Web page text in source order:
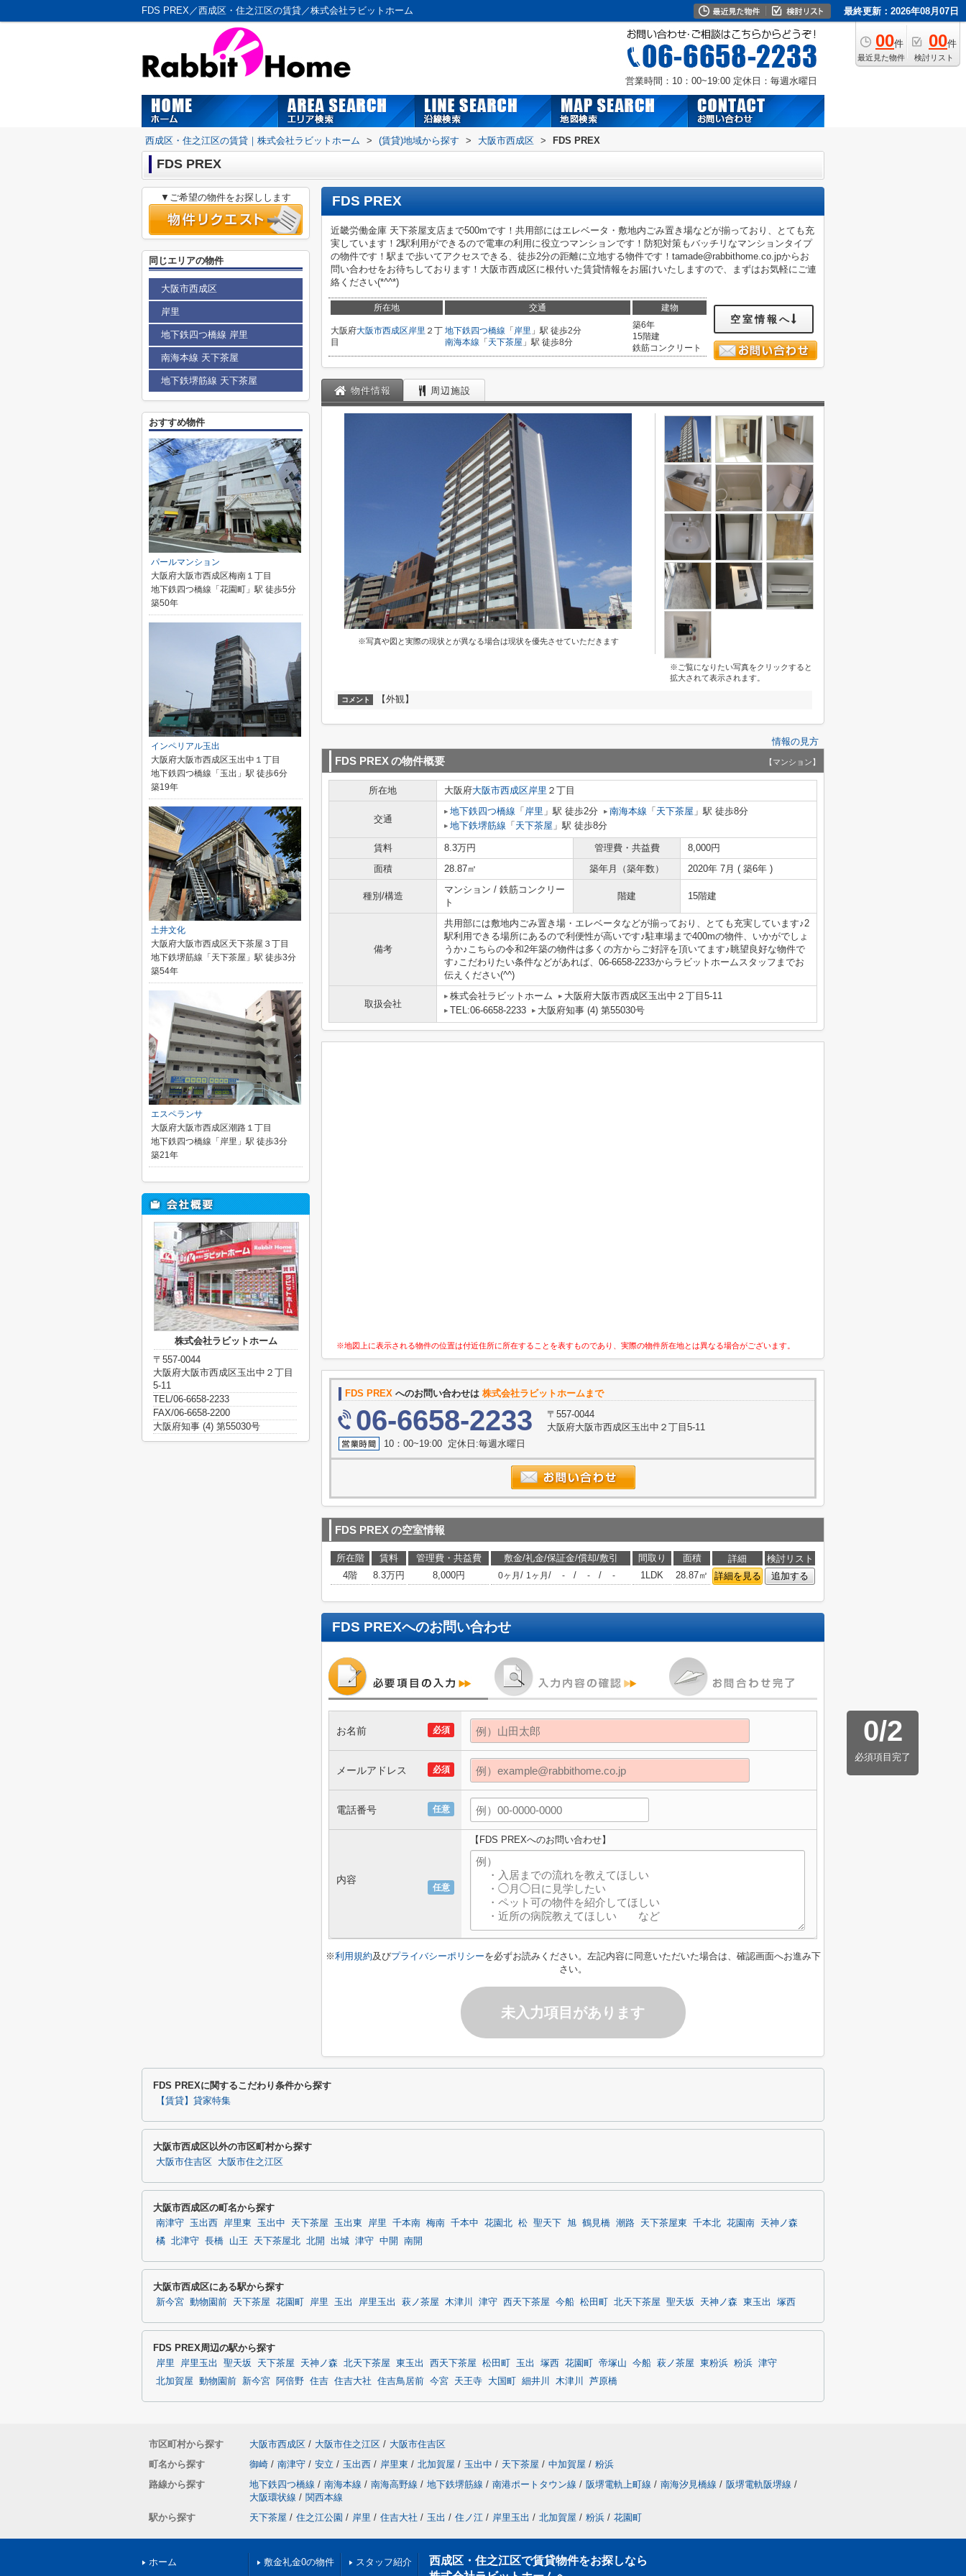
FDS PREX／西成区・住之江区の賃貸／株式会社ラビットホーム 最終更新：2026年08月07日
00件
最近見た物件
00件
検討リスト
営業時間：10：00~19:00 定休日：毎週水曜日
西成区・住之江区の賃貸｜株式会社ラビットホーム > (賃貸)地域から探す > 大阪市西成区 > FDS PREX
FDS PREX
FDS PREX
近畿労働金庫 天下茶屋支店まで500mです！共用部にはエレベータ・敷地内ごみ置き場などが揃っており、とても充
実しています！2駅利用ができるので電車の利用に役立つマンションです！防犯対策もバッチリなマンションタイプ
の物件です！駅まで歩いてアクセスできる、徒歩2分の距離に立地する物件です！tamade@rabbithome.co.jpからお
問い合わせをお待ちしております！大阪市西成区に根付いた賃貸情報をお届けいたしますので、まずはお気軽にご連
絡ください(*^^*)
所在地 交通 建物
大阪府大阪市西成区岸里 ２丁
目
地下鉄四つ橋線 「 岸里 」駅 徒歩2分
南海本線 「 天下茶屋 」駅 徒歩8分
築6年
15階建
鉄筋コンクリート
空室情報へ
物件情報 周辺施設
※写真や図と実際の現状とが異なる場合は現状を優先させていただきます
※ご覧になりたい写真をクリックすると
拡大されて表示されます。
コメント 【外観】
情報の見方
FDS PREXの物件概要 【マンション】
所在地 大阪府大阪市西成区岸里 ２丁目
交通
地下鉄四つ橋線 「 岸里 」駅 徒歩2分 南海本線 「 天下茶屋 」駅 徒歩8分
地下鉄堺筋線 「 天下茶屋 」駅 徒歩8分
賃料 8.3万円 管理費・共益費
8,000円
面積
28.87㎡ 築年月（築年数） 2020年 7月 ( 築6年 )
種別/構造
マンション / 鉄筋コンクリー
ト
階建 15階建
備考
共用部には敷地内ごみ置き場・エレベータなどが揃っており、とても充実しています♪2
駅利用できる場所にあるので利便性が高いです♪駐車場まで400mの物件、いかがでしょ
うか♪こちらの令和2年築の物件は多くの方からご好評を頂いてます♪眺望良好な物件で
す♪こだわりたい条件などがあれば、06-6658-2233からラビットホームスタッフまでお
伝えください(^^)
取扱会社
株式会社ラビットホーム
大阪府大阪市西成区玉出中２丁目5-11
TEL:06-6658-2233
大阪府知事 (4) 第55030号
※地図上に表示される物件の位置は付近住所に所在することを表すものであり、実際の物件所在地とは異なる場合がございます。
FDS PREX へのお問い合わせは 株式会社ラビットホームまで
06-6658-2233
〒557-0044
大阪府大阪市西成区玉出中２丁目5-11
10：00~19:00 定休日:毎週水曜日
FDS PREXの空室情報
所在階 賃料 管理費・共益費 敷金/礼金/保証金/償却/敷引 間取り 面積 詳細
検討リスト
4階
8.3万円 8,000円 0ヶ月 / 1ヶ月 / - / - / - 1LDK 28.87㎡ 詳細を見る 追加する
FDS PREXへのお問い合わせ
0/2
必須項目完了
必須
お名前
必須
メールアドレス
任意
電話番号
任意
内容
【FDS PREXへのお問い合わせ】
※利用規約及びプライバシーポリシーを必ずお読みください。左記内容に同意いただいた場合は、確認画面へお進み下
さい。
未入力項目があります
▼ご希望の物件をお探しします
同じエリアの物件
大阪市西成区
岸里
地下鉄四つ橋線 岸里
南海本線 天下茶屋
地下鉄堺筋線 天下茶屋
おすすめ物件
パールマンション
大阪府大阪市西成区梅南１丁目
地下鉄四つ橋線「花園町」駅 徒歩5分
築50年
インペリアル玉出
大阪府大阪市西成区玉出中１丁目
地下鉄四つ橋線「玉出」駅 徒歩6分
築19年
土井文化
大阪府大阪市西成区天下茶屋３丁目
地下鉄堺筋線「天下茶屋」駅 徒歩3分
築54年
エスペランサ
大阪府大阪市西成区潮路１丁目
地下鉄四つ橋線「岸里」駅 徒歩3分
築21年
株式会社ラビットホーム
〒557-0044
大阪府大阪市西成区玉出中２丁目
5-11
TEL/06-6658-2233
FAX/06-6658-2200
大阪府知事 (4) 第55030号
FDS PREXに関するこだわり条件から探す
【賃貸】貸家特集
大阪市西成区以外の市区町村から探す
大阪市住吉区 大阪市住之江区
大阪市西成区の町名から探す
南津守 玉出西 岸里東 玉出中 天下茶屋 玉出東 岸里 千本南 梅南 千本中 花園北 松 聖天下 旭 鶴見橋 潮路 天下茶屋東 千本北 花園南
天神ノ森
橘 北津守 長橋 山王 天下茶屋北 北開 出城 津守 中開 南開
大阪市西成区にある駅から探す
新今宮 動物園前 天下茶屋 花園町 岸里 玉出 岸里玉出 萩ノ茶屋 木津川 津守 西天下茶屋 今船 松田町 北天下茶屋 聖天坂 天神ノ森 東玉出 塚西
FDS PREX周辺の駅から探す
岸里 岸里玉出 聖天坂 天下茶屋 天神ノ森 北天下茶屋 東玉出 西天下茶屋 松田町 玉出 塚西 花園町 帝塚山 今船 萩ノ茶屋 東粉浜 粉浜 津守
北加賀屋
動物園前 新今宮 阿倍野 住吉 住吉大社 住吉鳥居前 今宮 天王寺 大国町 細井川 木津川 芦原橋
市区町村から探す 大阪市西成区 / 大阪市住之江区 / 大阪市住吉区
町名から探す
御崎 / 南津守 / 安立 / 玉出西 / 岸里東 / 北加賀屋 / 玉出中 / 天下茶屋 / 中加賀屋 / 粉浜
路線から探す
地下鉄四つ橋線 / 南海本線 / 南海高野線 / 地下鉄堺筋線 / 南港ポートタウン線 / 阪堺電軌上町線 / 南海汐見橋線 / 阪堺電軌阪堺線 /
大阪環状線 / 関西本線
駅から探す
天下茶屋 / 住之江公園 / 岸里 / 住吉大社 / 玉出 / 住ノ江 / 岸里玉出 / 北加賀屋 / 粉浜 / 花園町
ホーム
敷金礼金0の物件
スタッフ紹介
西成区・住之江区で賃貸物件をお探しなら